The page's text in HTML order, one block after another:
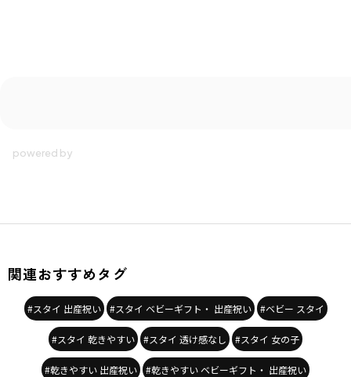
関連おすすめタグ
#スタイ 出産祝い #スタイ ベビーギフト・ 出産祝い #ベビー スタイ
#スタイ 乾きやすい #スタイ 透け感なし #スタイ 女の子
#乾きやすい 出産祝い #乾きやすい ベビーギフト・ 出産祝い